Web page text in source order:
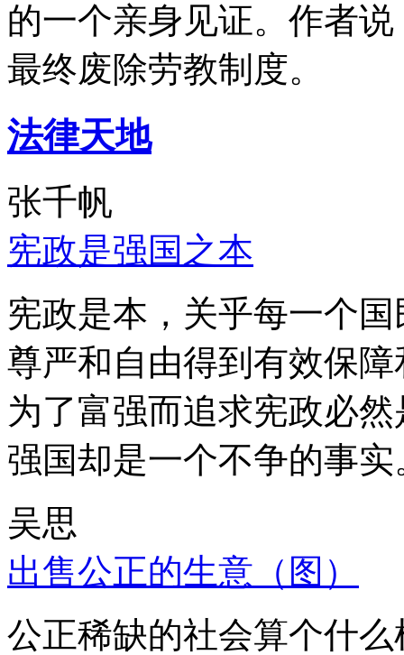
的一个亲身见证。作者
最终废除劳教制度。
法律天地
张千帆
宪政是强国之本
宪政是本，关乎每一个
尊严和自由得到有效保
为了富强而追求宪政必
强国却是一个不争的事实
吴思
出售公正的生意（图）
公正稀缺的社会算个什